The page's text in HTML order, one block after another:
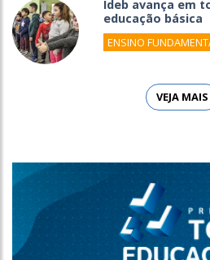
Ideb avança em
educação básica
ENSINO
VEJA MAIS